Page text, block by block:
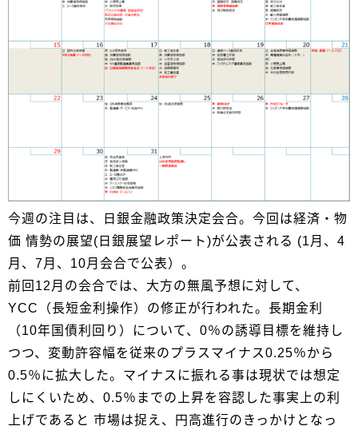
今週の注目は、日銀金融政策決定会合。今回は経済・物
価 情勢の展望(日銀展望レポート)が公表される (1月、4
月、7月、10月会合で公表）。
前回12月の会合では、大方の無風予想に対して、
YCC（長短金利操作）の修正が行われた。長期金利
（10年国債利回り）について、0％の誘導目標を維持し
つつ、変動許容幅を従来のプラスマイナス0.25％から
0.5％に拡大した。マイナスに振れる事は現状では想定
しにくいため、0.5％までの上昇を容認した事実上の利
上げであると 市場は捉え、円高進行のきっかけとなっ